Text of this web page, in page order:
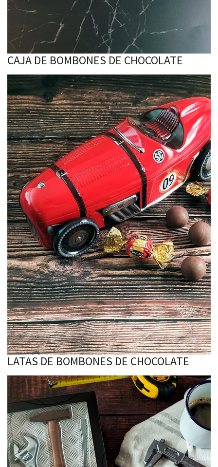
CAJA DE BOMBONES DE CHOCOLATE
LATAS DE BOMBONES DE CHOCOLATE